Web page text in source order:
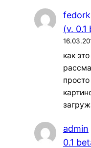
(v. 0.1
как
admin
0.1